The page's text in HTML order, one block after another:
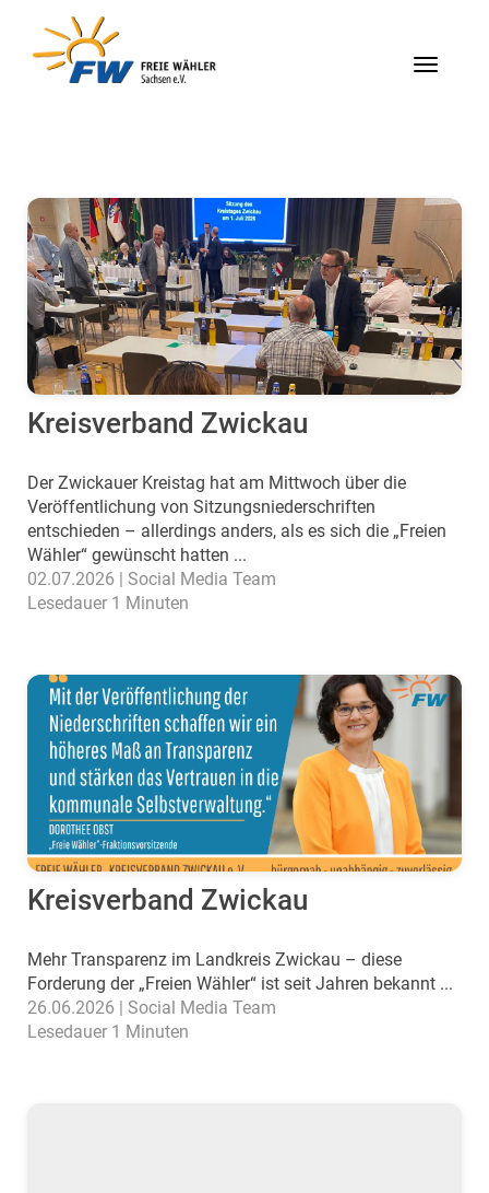
Menü
Kreisverband Zwickau
Der Zwickauer Kreistag hat am Mittwoch über die
Veröffentlichung von Sitzungsniederschriften
entschieden – allerdings anders, als es sich die „Freien
Wähler“ gewünscht hatten ...
02.07.2026 | Social Media Team
Lesedauer 1 Minuten
Kreisverband Zwickau
Mehr Transparenz im Landkreis Zwickau – diese
Forderung der „Freien Wähler“ ist seit Jahren bekannt ...
26.06.2026 | Social Media Team
Lesedauer 1 Minuten